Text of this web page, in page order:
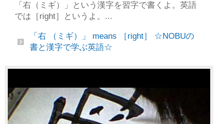
「右（ミギ）」という漢字を習字で書くよ。英語
では［right］というよ。...
「右 （ミギ）」 means ［right］ ☆NOBUの
書と漢字で学ぶ英語☆